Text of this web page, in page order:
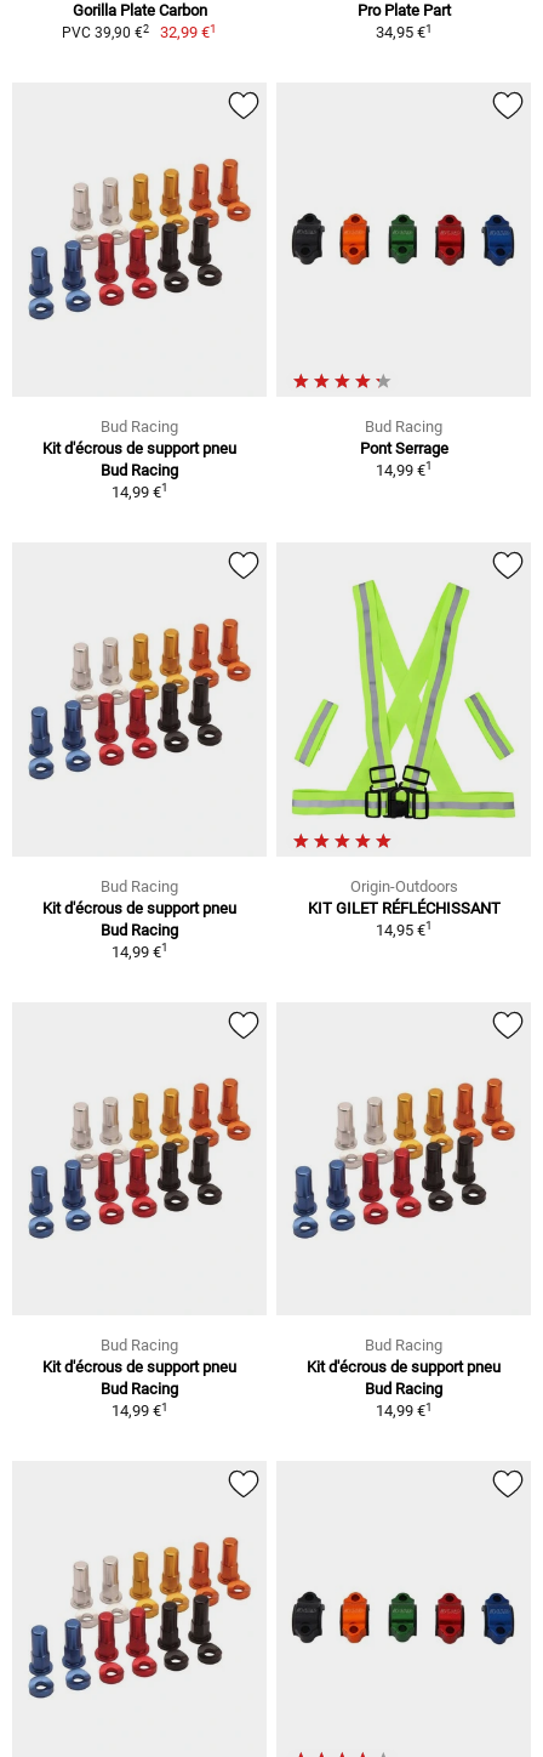
Gorilla Plate Carbon
PVC 39,90 €2 32,99 €1
Pro Plate Part
34,95 €1
Bud Racing
Kit d'écrous de support pneu
Bud Racing
14,99 €1
Bud Racing
Pont Serrage
14,99 €1
Bud Racing
Kit d'écrous de support pneu
Bud Racing
14,99 €1
Origin-Outdoors
KIT GILET RÉFLÉCHISSANT
14,95 €1
Bud Racing
Kit d'écrous de support pneu
Bud Racing
14,99 €1
Bud Racing
Kit d'écrous de support pneu
Bud Racing
14,99 €1